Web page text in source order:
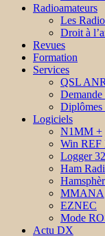
Radioamateurs
Les
Droit à
Revues
Formation
Services
QSL
Logiciels
N1MM +
Win REF
Logger 32
Ham
MMANA
EZNEC
Mode
Actu DX